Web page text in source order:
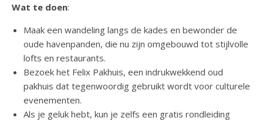
Wat te doen:
Maak een wandeling langs de kades en bewonder de
oude havenpanden, die nu zijn omgebouwd tot stijlvolle
lofts en restaurants.
Bezoek het Felix Pakhuis, een indrukwekkend oud
pakhuis dat tegenwoordig gebruikt wordt voor culturele
evenementen.
Als je geluk hebt, kun je zelfs een gratis rondleiding